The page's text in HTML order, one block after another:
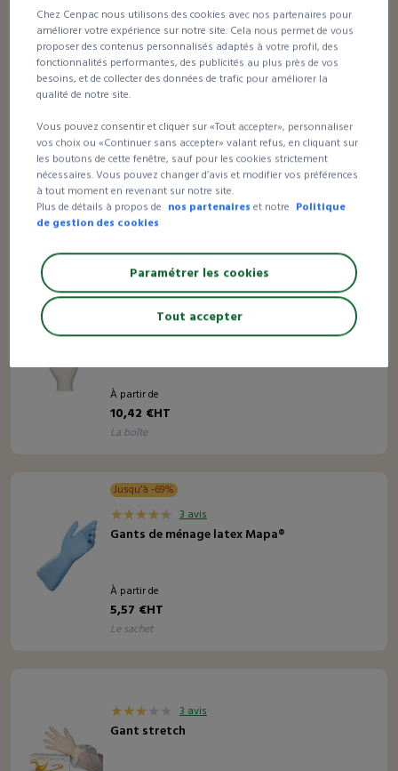
25,20 €HT
la boîte
Meilleur prix
3 avis
Gant vinyle micropoudré
À partir de
9,37 €HT
1 avis
Gant latex poudré
À partir de
10,42 €HT
la boîte
Jusqu’à -69%
3 avis
Gants de ménage latex Mapa®
À partir de
5,57 €HT
le sachet
3 avis
Gant stretch
Chez Cenpac nous utilisons des cookies avec nos partenaires pour
améliorer votre expérience sur notre site. Cela nous permet de vous
proposer des contenus personnalisés adaptés à votre profil, des
fonctionnalités performantes, des publicités au plus près de vos
besoins, et de collecter des données de trafic pour améliorer la
qualité de notre site.
Vous pouvez consentir et cliquer sur «Tout accepter», personnaliser
vos choix ou «Continuer sans accepter» valant refus, en cliquant sur
les boutons de cette fenêtre, sauf pour les cookies strictement
nécessaires. Vous pouvez changer d’avis et modifier vos préférences
à tout moment en revenant sur notre site.
Plus de détails à propos de nos partenaires et notre Politique
de gestion des cookies
Paramétrer les cookies
Tout accepter